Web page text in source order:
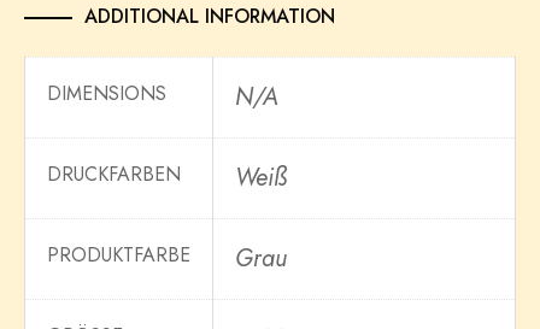
ADDITIONAL INFORMATION
DIMENSIONS N/A
DRUCKFARBEN Weiß
PRODUKTFARBE Grau